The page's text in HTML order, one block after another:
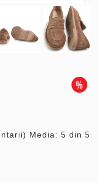
Media: 5 din 5